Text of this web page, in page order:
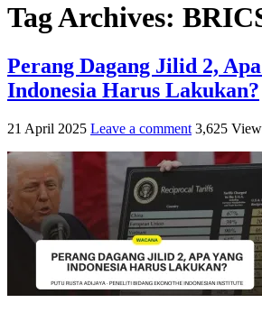
Tag Archives:
Perang Dagang Jilid 2,
Indonesia Harus Lakukan?
21 April 2025 Leave a comment 3,625